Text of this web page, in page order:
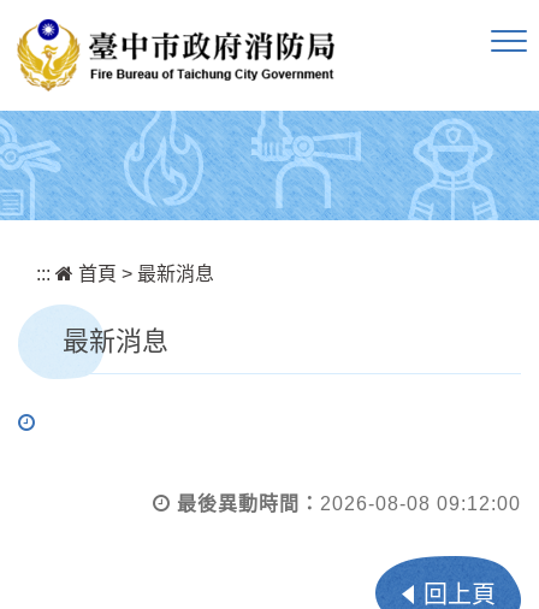
::: 首頁 > 最新消息
最新消息
最後異動時間： 2026-08-08 09:12:00
回上頁